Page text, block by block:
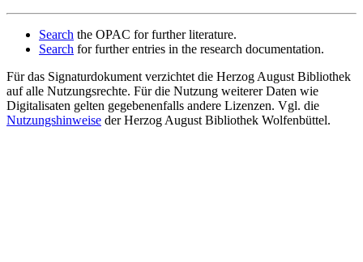
Search the OPAC for further literature.
Search for further entries in the research documentation.
Für das Signaturdokument verzichtet die Herzog August Bibliothek
auf alle Nutzungsrechte. Für die Nutzung weiterer Daten wie
Digitalisaten gelten gegebenenfalls andere Lizenzen. Vgl. die
Nutzungshinweise der Herzog August Bibliothek Wolfenbüttel.